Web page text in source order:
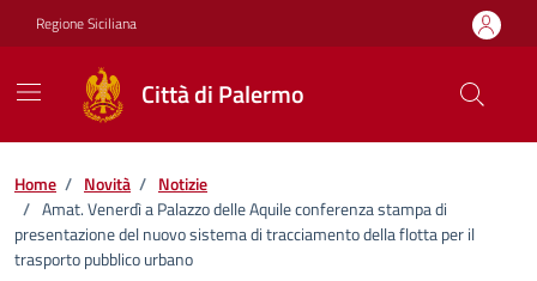
Vai ai contenuti
Vai al footer
Regione Siciliana
Città di Palermo
Home / Novità / Notizie
/ Amat. Venerdì a Palazzo delle Aquile conferenza stampa di
presentazione del nuovo sistema di tracciamento della flotta per il
trasporto pubblico urbano